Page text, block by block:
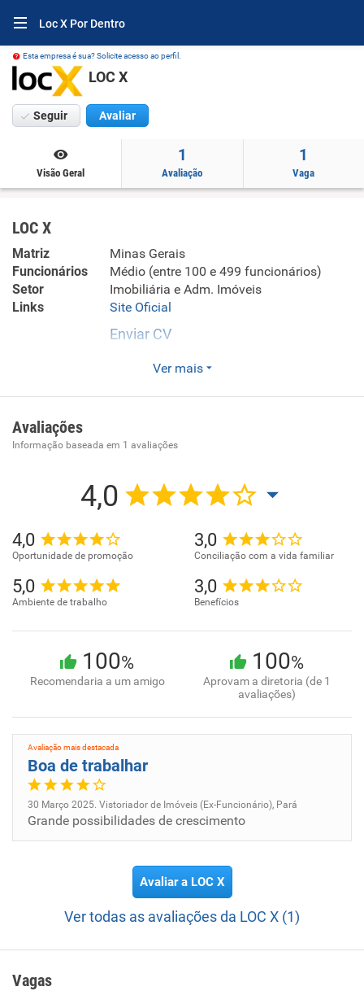
Loc X Por Dentro
Esta empresa é sua? Solicite acesso ao perfil.
LOC X
Seguir Avaliar
Visão Geral
1
Avaliação
1
Vaga
LOC X
Matriz
Minas Gerais
Funcionários
Médio (entre 100 e 499 funcionários)
Setor
Imobiliária e Adm. Imóveis
Links
Site Oficial
Enviar CV
Gestão Imobiliária Corporativa para negócios em âmbito
expansão das atividades empresariais.
Ver mais
Avaliações
Informação baseada em 1 avaliações
4,0
4,0
Oportunidade de promoção
3,0
Conciliação com a vida familiar
5,0
Ambiente de trabalho
3,0
Benefícios
100%
Recomendaria a um amigo
100%
Aprovam a diretoria (de 1
avaliações)
Avaliação mais destacada
Boa de trabalhar
30 Março 2025. Vistoriador de Imóveis (Ex-Funcionário), Pará
Grande possibilidades de crescimento
Avaliar a LOC X
Ver todas as avaliações da LOC X (1)
Vagas